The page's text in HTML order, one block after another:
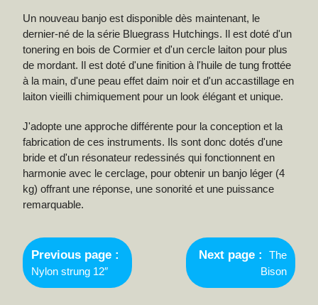
Un nouveau banjo est disponible dès maintenant, le
dernier-né de la série Bluegrass Hutchings. Il est doté d'un
tonering en bois de Cormier et d'un cercle laiton pour plus
de mordant. Il est doté d'une finition à l'huile de tung frottée
à la main, d'une peau effet daim noir et d'un accastillage en
laiton vieilli chimiquement pour un look élégant et unique.
J'adopte une approche différente pour la conception et la
fabrication de ces instruments. Ils sont donc dotés d'une
bride et d'un résonateur redessinés qui fonctionnent en
harmonie avec le cerclage, pour obtenir un banjo léger (4
kg) offrant une réponse, une sonorité et une puissance
remarquable.
Navigation
de
l’article
Previous page
Older
Posts
Nylon strung 12″
Next page
Newer
Posts
The
Bison